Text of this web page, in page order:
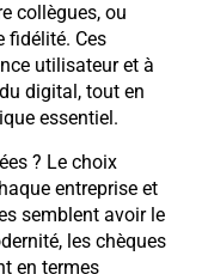
collègues, ou
fidélité. Ces
utilisateur et à
digital, tout en
essentiel.
? Le choix
entreprise et
semblent avoir le
les chèques
en termes